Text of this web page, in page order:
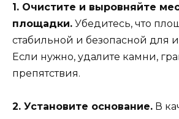
1. Очистите и выровняйте
площадки. Убедитесь, что
стабильной и безопасной для
Если нужно, удалите камни,
препятствия.
2. Установите основание. В